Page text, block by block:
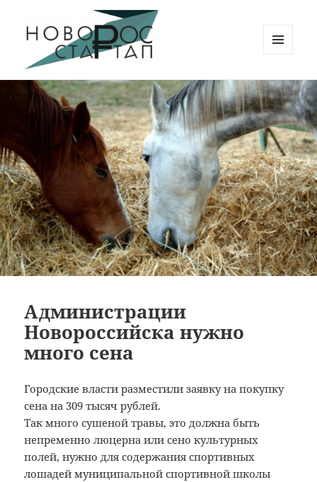
Новорос Стартап
ВИДЖЕТЫ
Администрации
Новороссийска нужно
много сена
Городские власти разместили заявку на покупку
сена на 309 тысяч рублей.
Так много сушеной травы, это должна быть
непременно люцерна или сено культурных
полей, нужно для содержания спортивных
лошадей муниципальной спортивной школы